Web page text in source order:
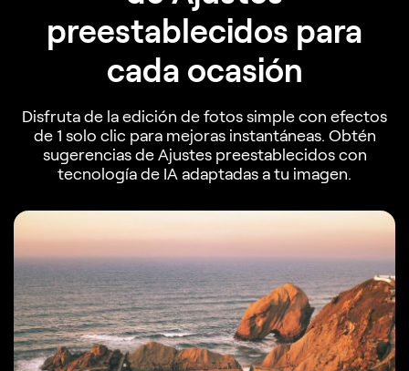
preestablecidos para
cada ocasión
Disfruta de la edición de fotos simple con efectos
de 1 solo clic para mejoras instantáneas. Obtén
sugerencias de Ajustes preestablecidos con
tecnología de IA adaptadas a tu imagen.